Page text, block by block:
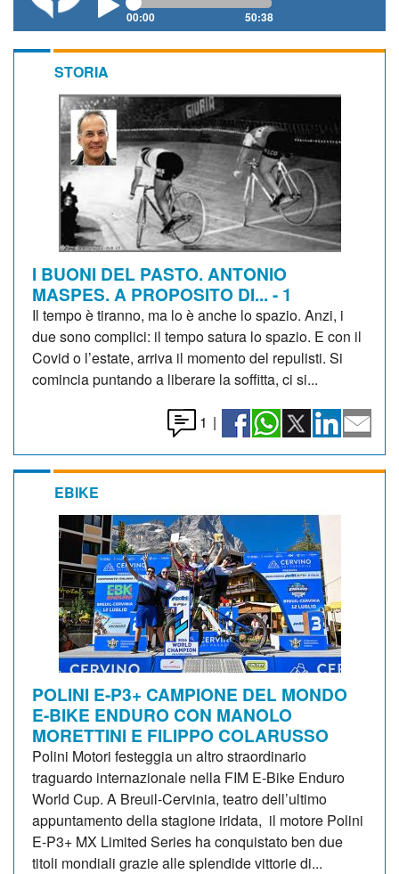
00:00 50:38
STORIA
I BUONI DEL PASTO. ANTONIO
MASPES. A PROPOSITO DI... - 1
Il tempo è tiranno, ma lo è anche lo spazio. Anzi, i
due sono complici: il tempo satura lo spazio. E con il
Covid o l’estate, arriva il momento del repulisti. Si
comincia puntando a liberare la soffitta, ci si...
1 |
EBIKE
POLINI E-P3+ CAMPIONE DEL MONDO
E-BIKE ENDURO CON MANOLO
MORETTINI E FILIPPO COLARUSSO
Polini Motori festeggia un altro straordinario
traguardo internazionale nella FIM E-Bike Enduro
World Cup. A Breuil-Cervinia, teatro dell’ultimo
appuntamento della stagione iridata, il motore Polini
E-P3+ MX Limited Series ha conquistato ben due
titoli mondiali grazie alle splendide vittorie di...